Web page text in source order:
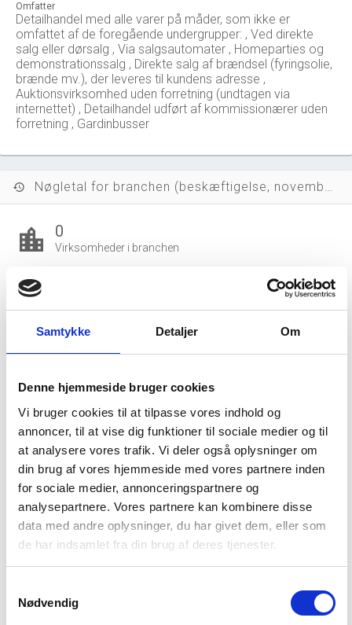
Samtykke Detaljer Om
Denne hjemmeside bruger cookies
Vi bruger cookies til at tilpasse vores indhold og
annoncer, til at vise dig funktioner til sociale medier og til
at analysere vores trafik. Vi deler også oplysninger om
din brug af vores hjemmeside med vores partnere inden
for sociale medier, annonceringspartnere og
analysepartnere. Vores partnere kan kombinere disse
data med andre oplysninger, du har givet dem, eller som
de har indsamlet fra din brug af deres tjenester.
Nødvendig
Omfatter
Detailhandel med alle varer på måder, som ikke er
omfattet af de foregående undergrupper: , Ved direkte
salg eller dørsalg , Via salgsautomater , Homeparties og
demonstrationssalg , Direkte salg af brændsel (fyringsolie,
brænde mv.), der leveres til kundens adresse ,
Auktionsvirksomhed uden forretning (undtagen via
internettet) , Detailhandel udført af kommissionærer uden
forretning , Gardinbusser
history Nøgletal for branchen (beskæftigelse, november 2023)
location_city 0
Virksomheder i branchen
money
local_shipping 964 mio. DKK
account_balance_wallet Gns. lønsum pr. fuldtidsbeskæftiget
people_outline 1.545
Beskæftigede i branchen
group 819
Fuldtidsbeskæftigede i branchen
875